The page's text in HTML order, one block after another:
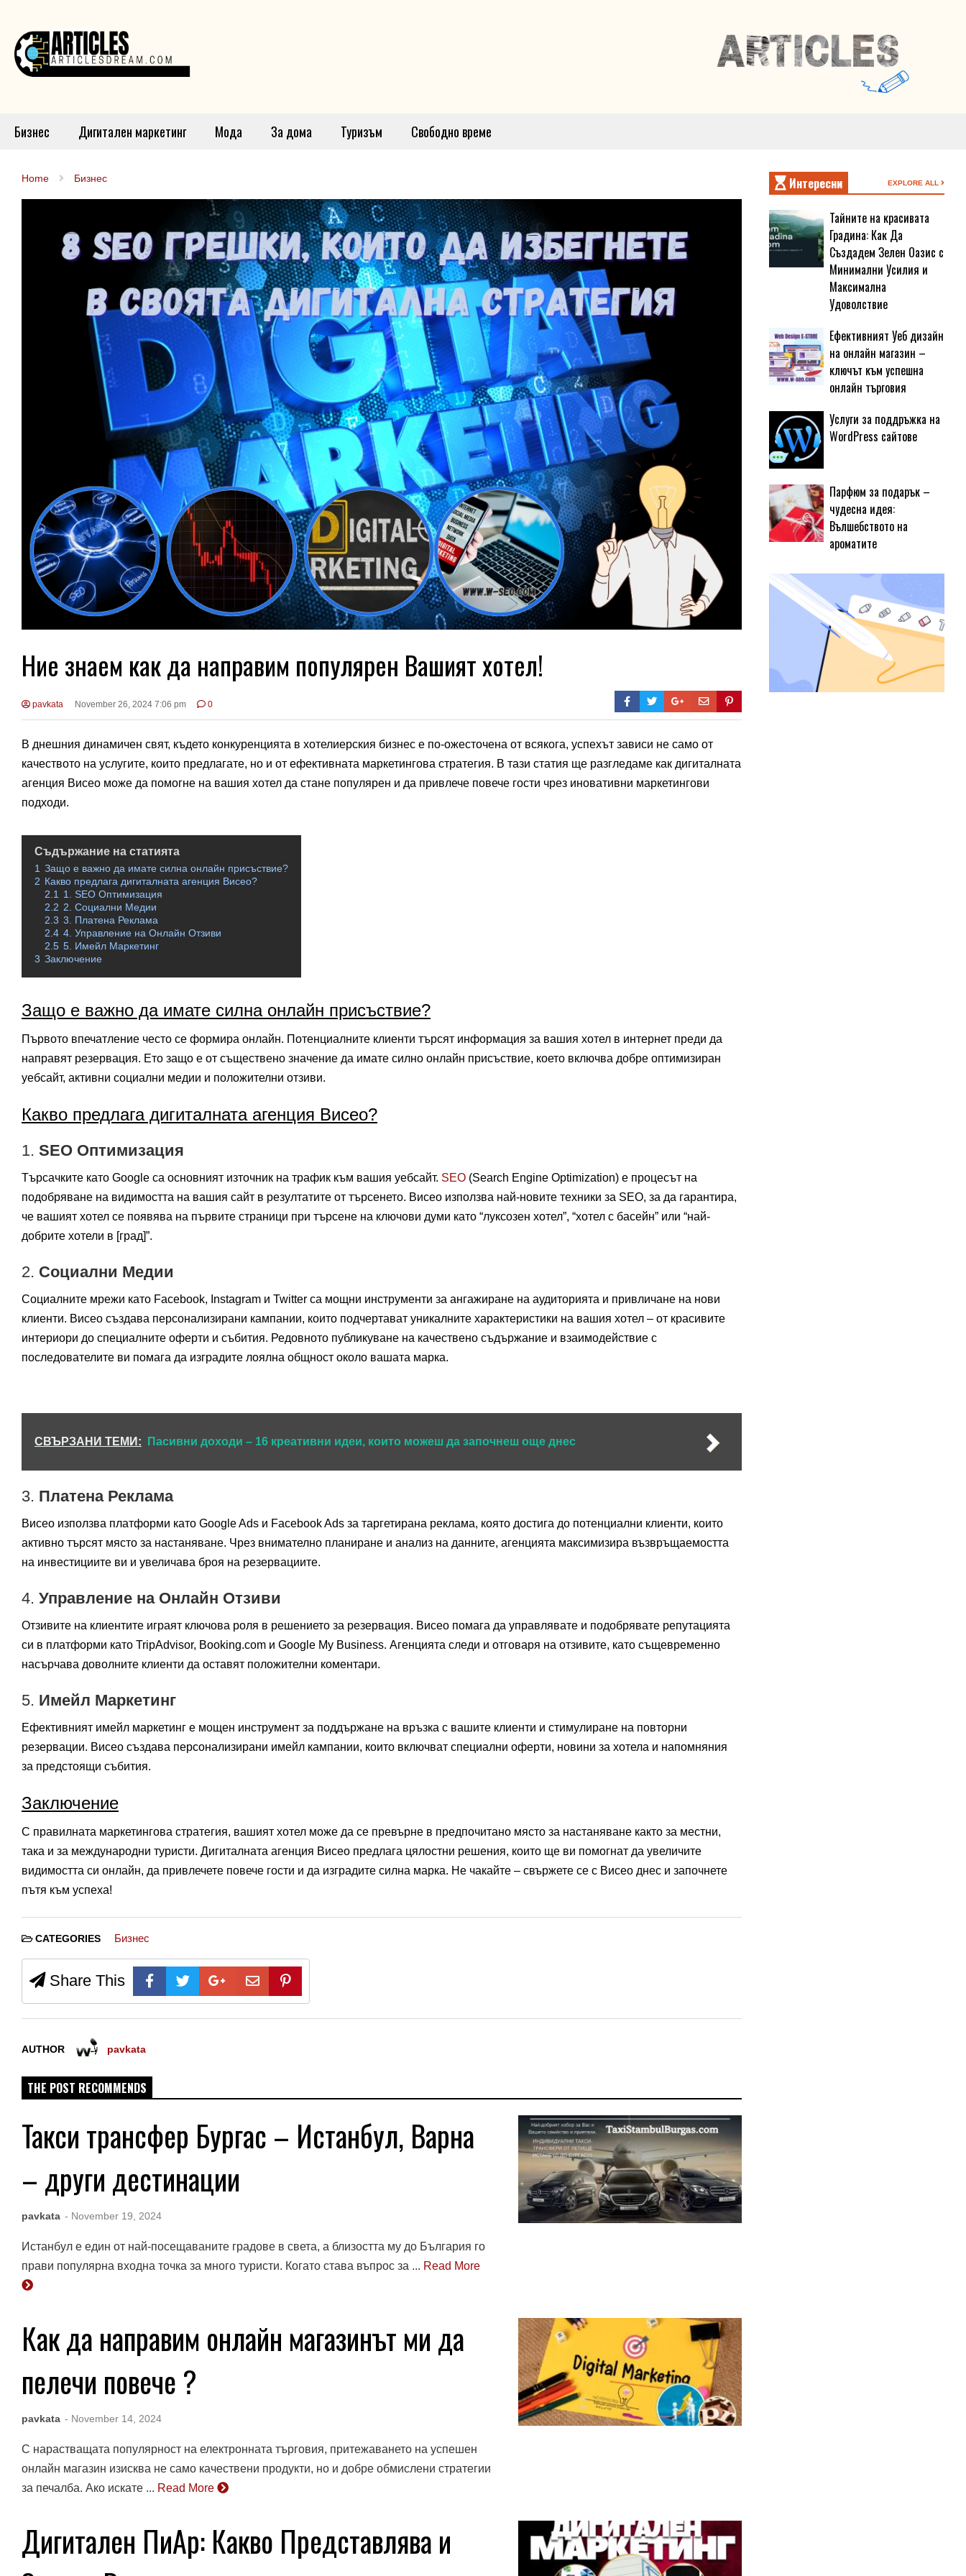
Бизнес Дигитален маркетинг Мода За дома Туризъм Свободно време
Home Бизнес
Ние знаем как да направим популярен Вашият хотел!
pavkata November 26, 2024 7:06 pm 0
В днешния динамичен свят, където конкуренцията в хотелиерския бизнес е по-ожесточена от всякога, успехът зависи не само от
качеството на услугите, които предлагате, но и от ефективната маркетингова стратегия. В тази статия ще разгледаме как дигиталната
агенция Висео може да помогне на вашия хотел да стане популярен и да привлече повече гости чрез иновативни маркетингови
подходи.
Съдържание на статията
1 Защо е важно да имате силна онлайн присъствие?
2 Какво предлага дигиталната агенция Висео?
2.1 1. SEO Оптимизация
2.2 2. Социални Медии
2.3 3. Платена Реклама
2.4 4. Управление на Онлайн Отзиви
2.5 5. Имейл Маркетинг
3 Заключение
Защо е важно да имате силна онлайн присъствие?
Първото впечатление често се формира онлайн. Потенциалните клиенти търсят информация за вашия хотел в интернет преди да
направят резервация. Ето защо е от съществено значение да имате силно онлайн присъствие, което включва добре оптимизиран
уебсайт, активни социални медии и положителни отзиви.
Какво предлага дигиталната агенция Висео?
1. SEO Оптимизация
Търсачките като Google са основният източник на трафик към вашия уебсайт. SEO (Search Engine Optimization) е процесът на
подобряване на видимостта на вашия сайт в резултатите от търсенето. Висео използва най-новите техники за SEO, за да гарантира,
че вашият хотел се появява на първите страници при търсене на ключови думи като “луксозен хотел”, “хотел с басейн” или “най-
добрите хотели в [град]”.
2. Социални Медии
Социалните мрежи като Facebook, Instagram и Twitter са мощни инструменти за ангажиране на аудиторията и привличане на нови
клиенти. Висео създава персонализирани кампании, които подчертават уникалните характеристики на вашия хотел – от красивите
интериори до специалните оферти и събития. Редовното публикуване на качествено съдържание и взаимодействие с
последователите ви помага да изградите лоялна общност около вашата марка.
СВЪРЗАНИ ТЕМИ: Пасивни доходи – 16 креативни идеи, които можеш да започнеш още днес
3. Платена Реклама
Висео използва платформи като Google Ads и Facebook Ads за таргетирана реклама, която достига до потенциални клиенти, които
активно търсят място за настаняване. Чрез внимателно планиране и анализ на данните, агенцията максимизира възвръщаемостта
на инвестициите ви и увеличава броя на резервациите.
4. Управление на Онлайн Отзиви
Отзивите на клиентите играят ключова роля в решението за резервация. Висео помага да управлявате и подобрявате репутацията
си в платформи като TripAdvisor, Booking.com и Google My Business. Агенцията следи и отговаря на отзивите, като същевременно
насърчава доволните клиенти да оставят положителни коментари.
5. Имейл Маркетинг
Ефективният имейл маркетинг е мощен инструмент за поддържане на връзка с вашите клиенти и стимулиране на повторни
резервации. Висео създава персонализирани имейл кампании, които включват специални оферти, новини за хотела и напомняния
за предстоящи събития.
Заключение
С правилната маркетингова стратегия, вашият хотел може да се превърне в предпочитано място за настаняване както за местни,
така и за международни туристи. Дигиталната агенция Висео предлага цялостни решения, които ще ви помогнат да увеличите
видимостта си онлайн, да привлечете повече гости и да изградите силна марка. Не чакайте – свържете се с Висео днес и започнете
пътя към успеха!
CATEGORIES Бизнес
Share This
AUTHOR pavkata
THE POST RECOMMENDS
Такси трансфер Бургас – Истанбул, Варна
– други дестинации
pavkata - November 19, 2024
Истанбул е един от най-посещаваните градове в света, а близостта му до България го
прави популярна входна точка за много туристи. Когато става въпрос за ... Read More
Как да направим онлайн магазинът ми да
пелечи повече ?
pavkata - November 14, 2024
С нарастващата популярност на електронната търговия, притежаването на успешен
онлайн магазин изисква не само качествени продукти, но и добре обмислени стратегии
за печалба. Ако искате ... Read More
Дигитален ПиАр: Какво Представлява и
Интересни EXPLORE ALL
Тайните на красивата
Градина: Как Да
Създадем Зелен Оазис с
Минимални Усилия и
Максимална
Удоволствие
Ефективният Уеб дизайн
на онлайн магазин –
ключът към успешна
онлайн търговия
Услуги за поддръжка на
WordPress сайтове
Парфюм за подарък –
чудесна идея:
Вълшебството на
ароматите